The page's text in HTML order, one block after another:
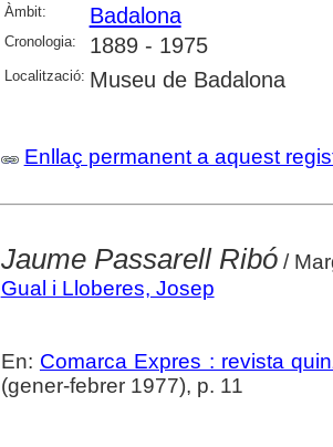
Àmbit: Badalona
Cronologia: 1889 - 1975
Localització: Museu de Badalona
Enllaç permanent a aquest
Jaume Passarell Ribó/
Gual i Lloberes, Josep
En: Comarca Expres : revista
(gener-febrer 1977), p. 11